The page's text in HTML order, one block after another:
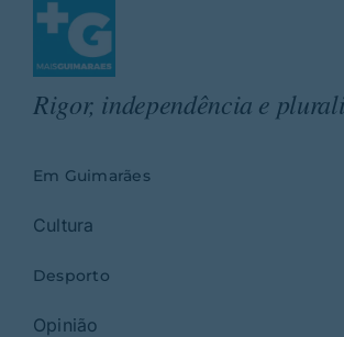
Rigor, independência e
Em Guimarães
Cultura
Desporto
Opinião